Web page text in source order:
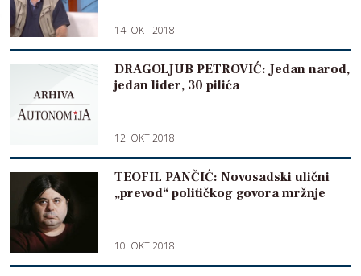
14. OKT 2018
DRAGOLJUB PETROVIĆ: Jedan narod,
jedan lider, 30 pilića
12. OKT 2018
TEOFIL PANČIĆ: Novosadski ulični
„prevod“ političkog govora mržnje
10. OKT 2018